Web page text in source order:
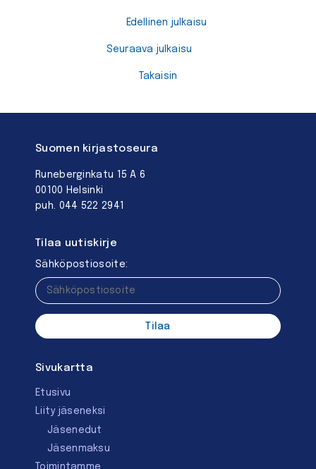
Edellinen julkaisu
Takaisin
Seuraava julkaisu
Suomen kirjastoseura
Runeberginkatu 15 A 6
00100 Helsinki
puh. 044 522 2941
Tilaa uutiskirje
Sähköpostiosoite:
Sivukartta
Etusivu
Liity jäseneksi
Jäsenedut
Jäsenmaksu
Toimintamme